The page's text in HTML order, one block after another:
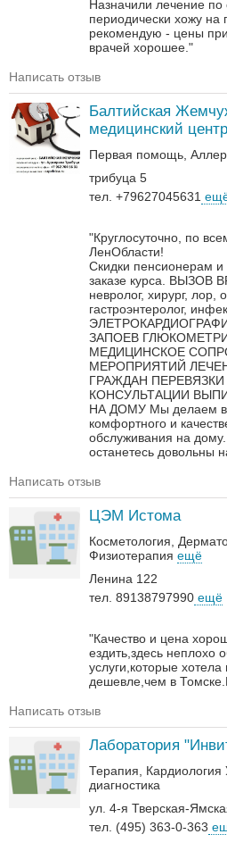
Назначили лечение
периодически хожу на
рекомендую - цены
врачей хорошее."
Написать отзыв
Балтийская
медицинский центр
Первая помощь
трибуца 5
тел. +79627045631
"Круглосуточно, по
ЛенОбласти!
Скидки пенсионерам
заказе курса. ВЫЗОВ
невролог, хирург, лор,
гастроэнтеролог,
ЗАПОЕВ
МЕДИЦИНСКОЕ
МЕРОПРИЯТИЙ
ГРАЖДАН ПЕРЕВЯЗКИ
КОНСУЛЬТАЦИИ
НА ДОМУ Мы делаем
комфортного и
обслуживания на дому.
останетесь довольны
Написать отзыв
ЦЭМ Истома
Косметология
Физиотерапия ещё
Ленина 122
тел. 89138797990 ещё
"Качество и цена
ездить,здесь неплохо
услуги,которые
дешевле,чем в
Написать отзыв
Лаборатория
Терапия Кардиология
диагностика
ул. 4-я Тверская-
тел. (495) 363-0-363